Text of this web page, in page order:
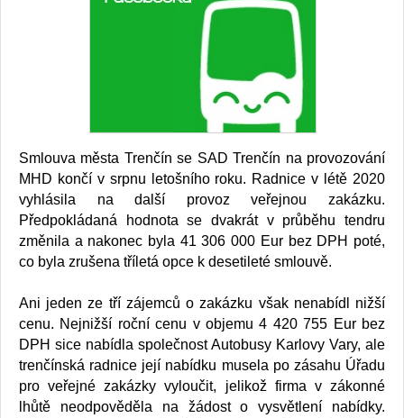
Smlouva města Trenčín se SAD Trenčín na provozování
MHD končí v srpnu letošního roku. Radnice v létě 2020
vyhlásila na další provoz veřejnou zakázku.
Předpokládaná hodnota se dvakrát v průběhu tendru
změnila a nakonec byla 41 306 000 Eur bez DPH poté,
co byla zrušena tříletá opce k desetileté smlouvě.
Ani jeden ze tří zájemců o zakázku však nenabídl nižší
cenu. Nejnižší roční cenu v objemu 4 420 755 Eur bez
DPH sice nabídla společnost Autobusy Karlovy Vary, ale
trenčínská radnice její nabídku musela po zásahu Úřadu
pro veřejné zakázky vyloučit, jelikož firma v zákonné
lhůtě neodpověděla na žádost o vysvětlení nabídky.